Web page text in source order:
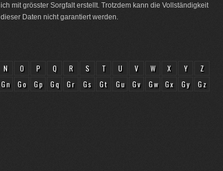
ich mit grösster Sorgfalt erstellt. Trotzdem kann die Vollständigkeit
dieser Daten nicht garantiert werden.
N O P Q R S T U V W X Y
Z
Gn Go Gp Gq Gr Gs Gt Gu Gv Gw Gx Gy Gz